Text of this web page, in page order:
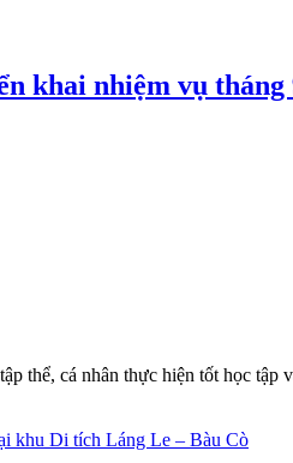
khai nhiệm vụ tháng
thể, cá nhân thực hiện tốt học tập